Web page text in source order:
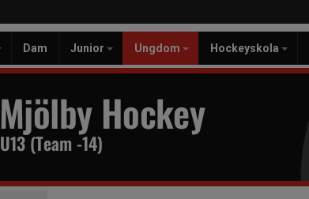
Dam Junior Ungdom Hockeyskola
Mjölby Hockey
U13 (Team -14)